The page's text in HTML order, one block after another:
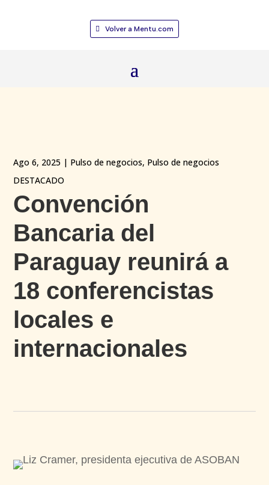
Volver a Mentu.com
Ago 6, 2025 | Pulso de negocios, Pulso de negocios
DESTACADO
Convención
Bancaria del
Paraguay reunirá a
18 conferencistas
locales e
internacionales